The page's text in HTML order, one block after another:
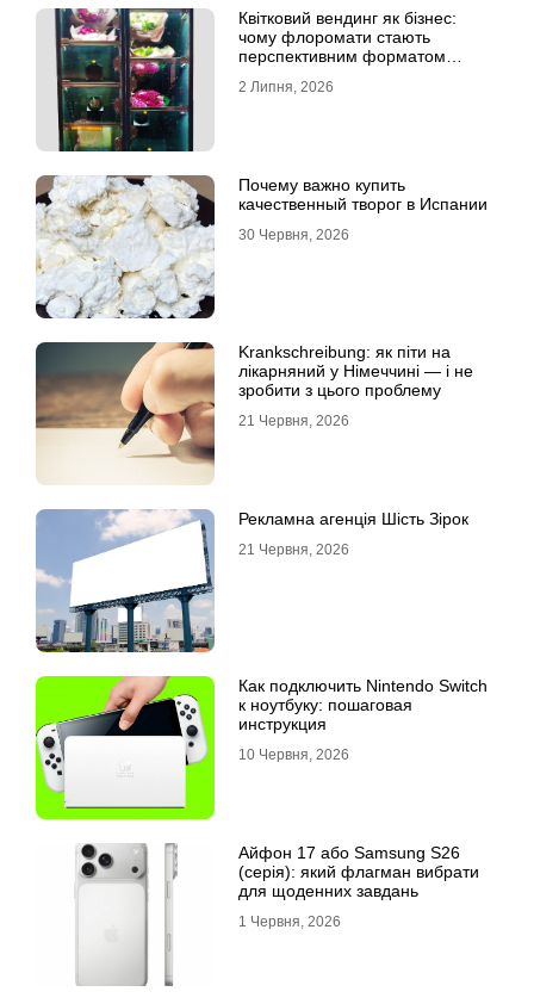
Квітковий вендинг як бізнес:
чому флоромати стають
перспективним форматом
2 Липня, 2026
Почему важно купить
качественный творог в Испании
30 Червня, 2026
Krankschreibung: як піти на
лікарняний у Німеччині — і не
зробити з цього проблему
21 Червня, 2026
Рекламна агенція Шість Зірок
21 Червня, 2026
Как подключить Nintendo Switch
к ноутбуку: пошаговая
инструкция
10 Червня, 2026
Айфон 17 або Samsung S26
(серія): який флагман вибрати
для щоденних завдань
1 Червня, 2026